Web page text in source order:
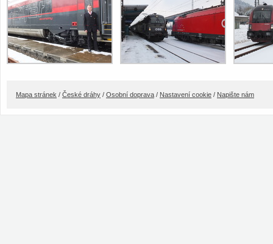
Mapa stránek / České dráhy / Osobní doprava / Nastavení cookie / Napište nám